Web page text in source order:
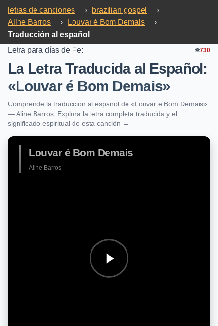
letras de canciones › brazilian gospel
›
Aline Barros
› Louvar é Bom Demais
›
Traducción al español
Letra para días de Fe:
👁️730
La Letra Traducida al Español:
«Louvar é Bom Demais»
Comprende la traducción al español de «Louvar é Bom Demais»
— Aline Barros. Explora la letra completa traducida y el
significado espiritual de esta canción →
Louvar é Bom Demais
Aline Barros